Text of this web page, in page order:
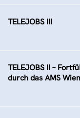
TELEJOBS III
TELEJOBS II –
durch das AMS Wien